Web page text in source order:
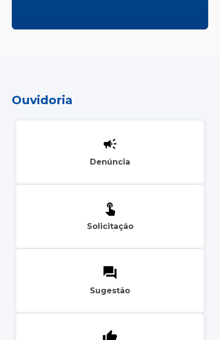
Ouvidoria
Denúncia
Solicitação
Sugestão